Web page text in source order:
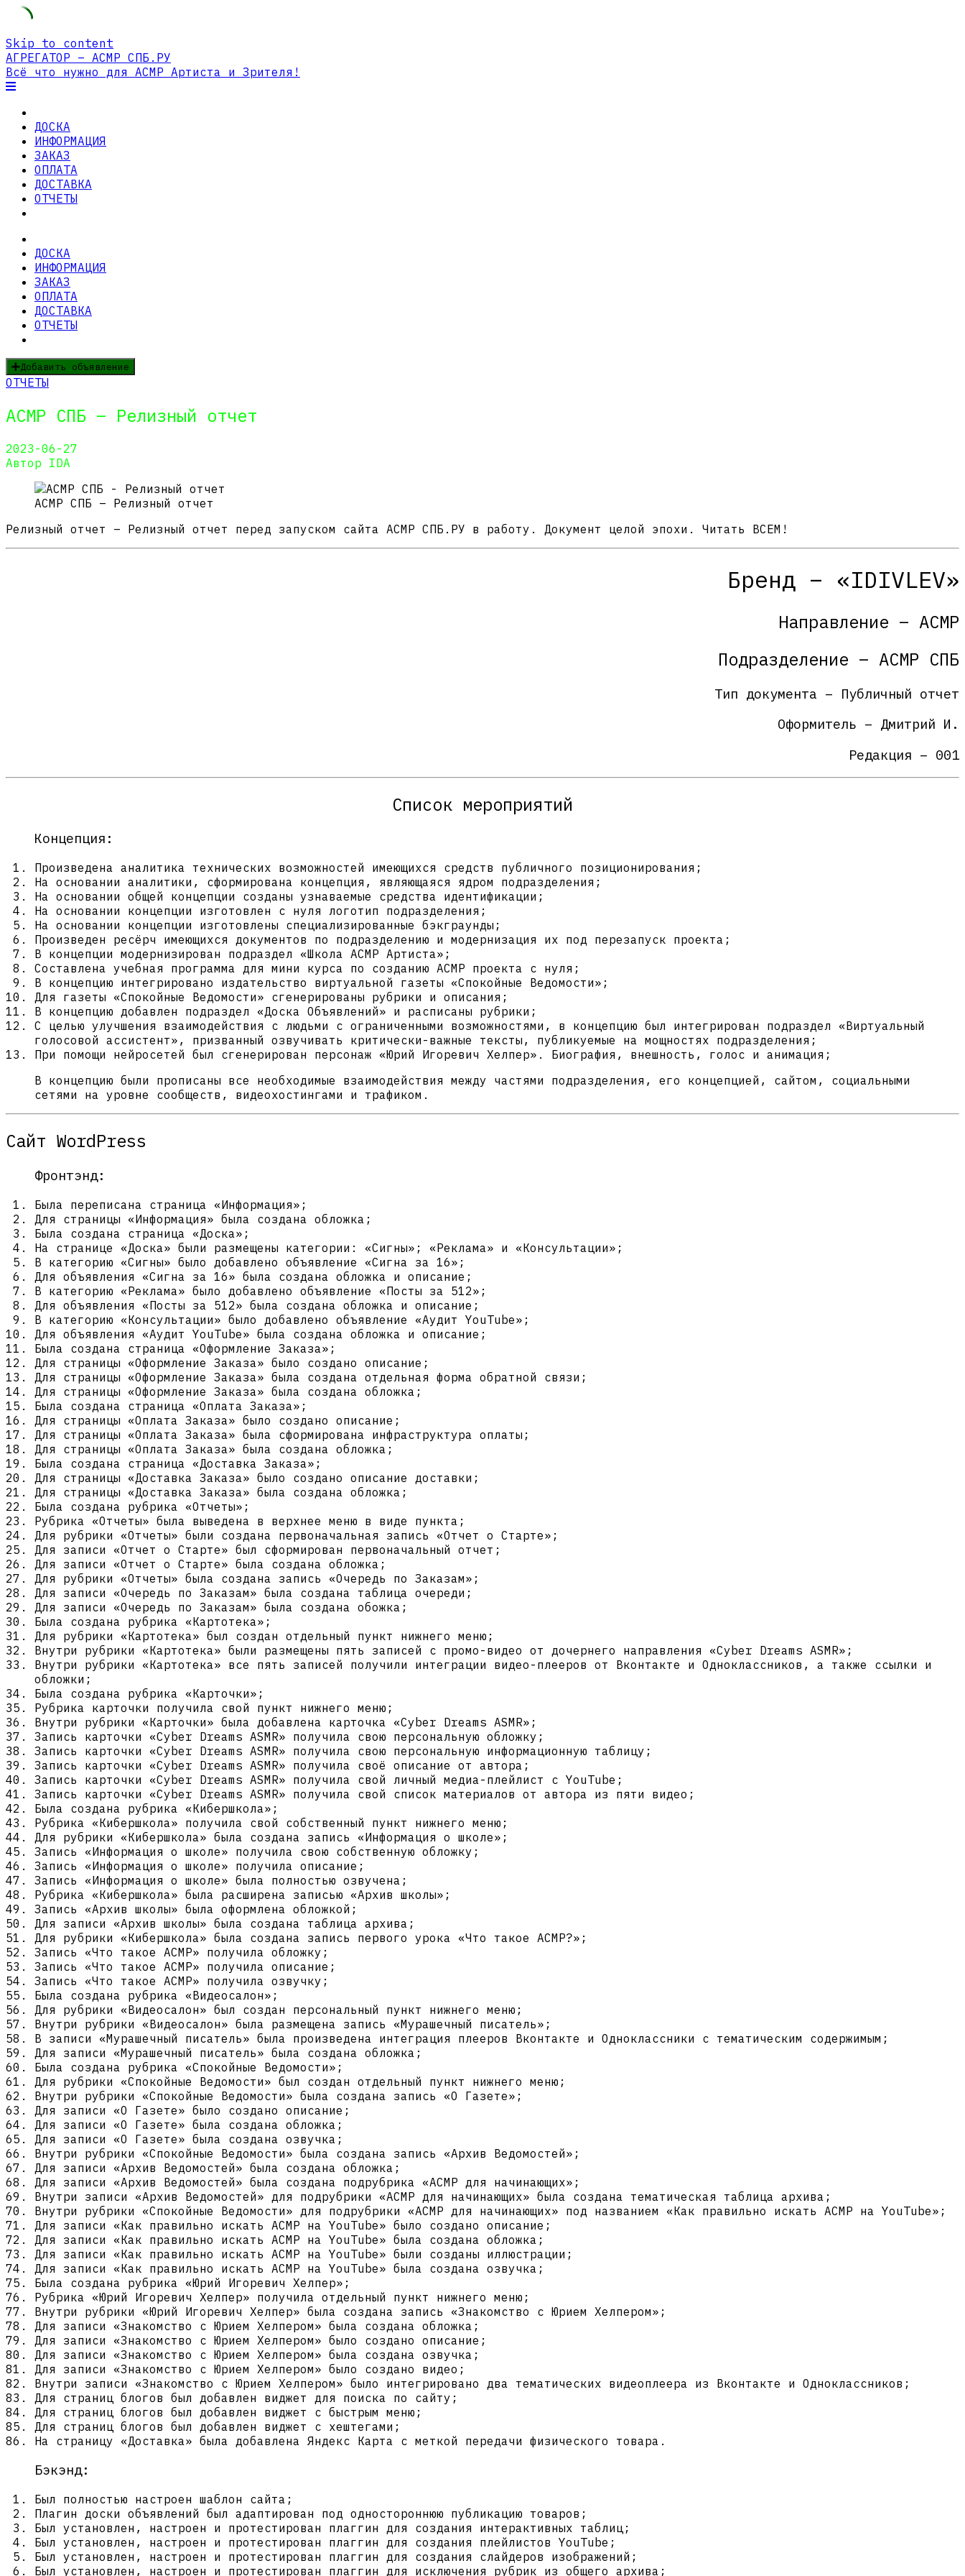
Skip to content
АГРЕГАТОР – АСМР СПБ.РУ
Всё что нужно для АСМР Артиста и Зрителя!
ДОСКА
ИНФОРМАЦИЯ
ЗАКАЗ
ОПЛАТА
ДОСТАВКА
ОТЧЕТЫ
ДОСКА
ИНФОРМАЦИЯ
ЗАКАЗ
ОПЛАТА
ДОСТАВКА
ОТЧЕТЫ
Добавить объявление
ОТЧЕТЫ
АСМР СПБ – Релизный отчет
2023-06-27
Автор IDA
АСМР СПБ – Релизный отчет
Релизный отчет – Релизный отчет перед запуском сайта АСМР СПБ.РУ в работу. Документ целой эпохи. Читать ВСЕМ!
Бренд – «IDIVLEV»
Направление – АСМР
Подразделение – АСМР СПБ
Тип документа – Публичный отчет
Оформитель – Дмитрий И.
Редакция – 001
Список мероприятий
Концепция:
Произведена аналитика технических возможностей имеющихся средств публичного позиционирования;
На основании аналитики, сформирована концепция, являющаяся ядром подразделения;
На основании общей концепции созданы узнаваемые средства идентификации;
На основании концепции изготовлен с нуля логотип подразделения;
На основании концепции изготовлены специализированные бэкграунды;
Произведен ресёрч имеющихся документов по подразделению и модернизация их под перезапуск проекта;
В концепции модернизирован подраздел «Школа АСМР Артиста»;
Составлена учебная программа для мини курса по созданию АСМР проекта с нуля;
В концепцию интегрировано издательство виртуальной газеты «Спокойные Ведомости»;
Для газеты «Спокойные Ведомости» сгенерированы рубрики и описания;
В концепцию добавлен подраздел «Доска Объявлений» и расписаны рубрики;
С целью улучшения взаимодействия с людьми с ограниченными возможностями, в концепцию был интегрирован подраздел «Виртуальный
голосовой ассистент», призванный озвучивать критически-важные тексты, публикуемые на мощностях подразделения;
При помощи нейросетей был сгенерирован персонаж «Юрий Игоревич Хелпер». Биография, внешность, голос и анимация;
В концепцию были прописаны все необходимые взаимодействия между частями подразделения, его концепцией, сайтом, социальными
сетями на уровне сообществ, видеохостингами и трафиком.
Сайт WordPress
Фронтэнд:
Была переписана страница «Информация»;
Для страницы «Информация» была создана обложка;
Была создана страница «Доска»;
На странице «Доска» были размещены категории: «Сигны»; «Реклама» и «Консультации»;
В категорию «Сигны» было добавлено объявление «Сигна за 16»;
Для объявления «Сигна за 16» была создана обложка и описание;
В категорию «Реклама» было добавлено объявление «Посты за 512»;
Для объявления «Посты за 512» была создана обложка и описание;
В категорию «Консультации» было добавлено объявление «Аудит YouTube»;
Для объявления «Аудит YouTube» была создана обложка и описание;
Была создана страница «Оформление Заказа»;
Для страницы «Оформление Заказа» было создано описание;
Для страницы «Оформление Заказа» была создана отдельная форма обратной связи;
Для страницы «Оформление Заказа» была создана обложка;
Была создана страница «Оплата Заказа»;
Для страницы «Оплата Заказа» было создано описание;
Для страницы «Оплата Заказа» была сформирована инфраструктура оплаты;
Для страницы «Оплата Заказа» была создана обложка;
Была создана страница «Доставка Заказа»;
Для страницы «Доставка Заказа» было создано описание доставки;
Для страницы «Доставка Заказа» была создана обложка;
Была создана рубрика «Отчеты»;
Рубрика «Отчеты» была выведена в верхнее меню в виде пункта;
Для рубрики «Отчеты» были создана первоначальная запись «Отчет о Старте»;
Для записи «Отчет о Старте» был сформирован первоначальный отчет;
Для записи «Отчет о Старте» была создана обложка;
Для рубрики «Отчеты» была создана запись «Очередь по Заказам»;
Для записи «Очередь по Заказам» была создана таблица очереди;
Для записи «Очередь по Заказам» была создана обожка;
Была создана рубрика «Картотека»;
Для рубрики «Картотека» был создан отдельный пункт нижнего меню;
Внутри рубрики «Картотека» были размещены пять записей с промо-видео от дочернего направления «Cyber Dreams ASMR»;
Внутри рубрики «Картотека» все пять записей получили интеграции видео-плееров от Вконтакте и Одноклассников, а также ссылки и
обложки;
Была создана рубрика «Карточки»;
Рубрика карточки получила свой пункт нижнего меню;
Внутри рубрики «Карточки» была добавлена карточка «Cyber Dreams ASMR»;
Запись карточки «Cyber Dreams ASMR» получила свою персональную обложку;
Запись карточки «Cyber Dreams ASMR» получила свою персональную информационную таблицу;
Запись карточки «Cyber Dreams ASMR» получила своё описание от автора;
Запись карточки «Cyber Dreams ASMR» получила свой личный медиа-плейлист с YouTube;
Запись карточки «Cyber Dreams ASMR» получила свой список материалов от автора из пяти видео;
Была создана рубрика «Кибершкола»;
Рубрика «Кибершкола» получила свой собственный пункт нижнего меню;
Для рубрики «Кибершкола» была создана запись «Информация о школе»;
Запись «Информация о школе» получила свою собственную обложку;
Запись «Информация о школе» получила описание;
Запись «Информация о школе» была полностью озвучена;
Рубрика «Кибершкола» была расширена записью «Архив школы»;
Запись «Архив школы» была оформлена обложкой;
Для записи «Архив школы» была создана таблица архива;
Для рубрики «Кибершкола» была создана запись первого урока «Что такое АСМР?»;
Запись «Что такое АСМР» получила обложку;
Запись «Что такое АСМР» получила описание;
Запись «Что такое АСМР» получила озвучку;
Была создана рубрика «Видеосалон»;
Для рубрики «Видеосалон» был создан персональный пункт нижнего меню;
Внутри рубрики «Видеосалон» была размещена запись «Мурашечный писатель»;
В записи «Мурашечный писатель» была произведена интеграция плееров Вконтакте и Одноклассники с тематическим содержимым;
Для записи «Мурашечный писатель» была создана обложка;
Была создана рубрика «Спокойные Ведомости»;
Для рубрики «Спокойные Ведомости» был создан отдельный пункт нижнего меню;
Внутри рубрики «Спокойные Ведомости» была создана запись «О Газете»;
Для записи «О Газете» было создано описание;
Для записи «О Газете» была создана обложка;
Для записи «О Газете» была создана озвучка;
Внутри рубрики «Спокойные Ведомости» была создана запись «Архив Ведомостей»;
Для записи «Архив Ведомостей» была создана обложка;
Для записи «Архив Ведомостей» была создана подрубрика «АСМР для начинающих»;
Внутри записи «Архив Ведомостей» для подрубрики «АСМР для начинающих» была создана тематическая таблица архива;
Внутри рубрики «Спокойные Ведомости» для подрубрики «АСМР для начинающих» под названием «Как правильно искать АСМР на YouTube»;
Для записи «Как правильно искать АСМР на YouTube» было создано описание;
Для записи «Как правильно искать АСМР на YouTube» была создана обложка;
Для записи «Как правильно искать АСМР на YouTube» были созданы иллюстрации;
Для записи «Как правильно искать АСМР на YouTube» была создана озвучка;
Была создана рубрика «Юрий Игоревич Хелпер»;
Рубрика «Юрий Игоревич Хелпер» получила отдельный пункт нижнего меню;
Внутри рубрики «Юрий Игоревич Хелпер» была создана запись «Знакомство с Юрием Хелпером»;
Для записи «Знакомство с Юрием Хелпером» была создана обложка;
Для записи «Знакомство с Юрием Хелпером» было создано описание;
Для записи «Знакомство с Юрием Хелпером» была создана озвучка;
Для записи «Знакомство с Юрием Хелпером» было создано видео;
Внутри записи «Знакомство с Юрием Хелпером» было интегрировано два тематических видеоплеера из Вконтакте и Одноклассников;
Для страниц блогов был добавлен виджет для поиска по сайту;
Для страниц блогов был добавлен виджет с быстрым меню;
Для страниц блогов был добавлен виджет с хештегами;
На страницу «Доставка» была добавлена Яндекс Карта с меткой передачи физического товара.
Бэкэнд:
Был полностью настроен шаблон сайта;
Плагин доски объявлений был адаптирован под одностороннюю публикацию товаров;
Был установлен, настроен и протестирован плаггин для создания интерактивных таблиц;
Был установлен, настроен и протестирован плаггин для создания плейлистов YouTube;
Был установлен, настроен и протестирован плаггин для создания слайдеров изображений;
Был установлен, настроен и протестирован плаггин для исключения рубрик из общего архива;